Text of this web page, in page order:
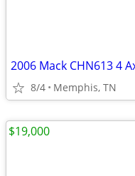
2006 Mack CHN613 4
8/4 Memphis, TN
$19,000